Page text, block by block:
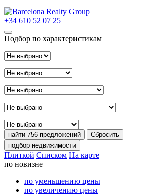
+34 610 52 07 25
Подбор по характеристикам
найти 756 предложений
Сбросить
подбор недвижимости
Плиткой Списком На карте
по новизне
по уменьшению цены
по увеличению цены